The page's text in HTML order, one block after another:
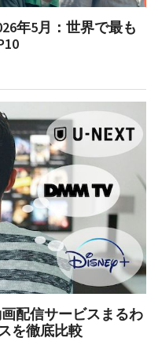
年5月：世界で最も
配信サービスまるわ
徹底比較